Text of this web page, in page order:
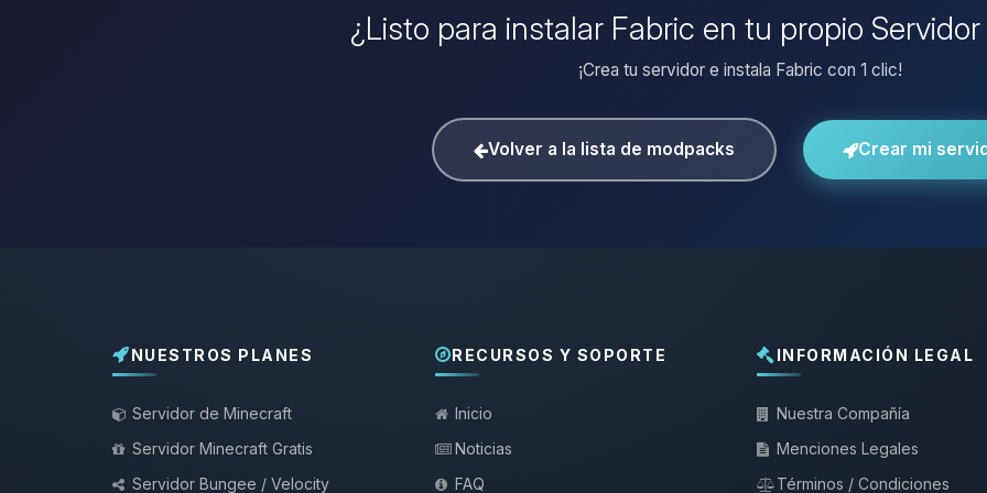
¿Listo para instalar Fabric en tu propio
¡Crea tu servidor e instala Fabric con 1 clic!
Volver a la lista de modpacks Crear mi
NUESTROS PLANES
Servidor de Minecraft
Servidor Minecraft Gratis
Servidor Bungee / Velocity
RECURSOS Y SOPORTE
Inicio
Noticias
FAQ
INFORMACIÓN LEGAL
Nuestra Compañía
Menciones Legales
Términos / Condiciones